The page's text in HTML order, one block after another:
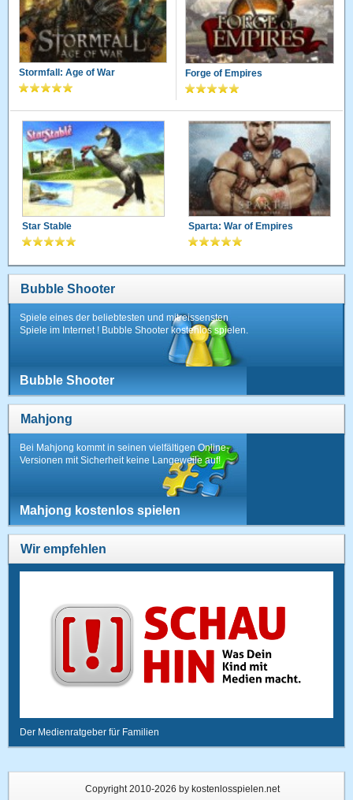
Stormfall: Age of War Forge of Empires
Star Stable Sparta: War of Empires
Bubble Shooter
Spiele eines der beliebtesten und mitreissensten
Spiele im Internet ! Bubble Shooter kostenlos spielen.
Bubble Shooter
Mahjong
Bei Mahjong kommt in seinen vielfältigen Online-
Versionen mit Sicherheit keine Langeweile auf!
Mahjong kostenlos spielen
Wir empfehlen
Der Medienratgeber für Familien
Copyright 2010-2026 by kostenlosspielen.net